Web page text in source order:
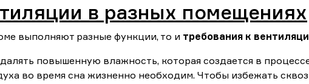
в разных помещениях
выполняют разные функции, то и требования к
повышенную влажность, которая создается в
во время сна жизненно необходим. Чтобы избежать